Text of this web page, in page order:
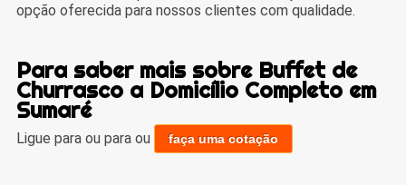
opção oferecida para nossos clientes com qualidade.
Para saber mais sobre Buffet de
Churrasco a Domicílio Completo em
Sumaré
Ligue para ou para ou faça uma cotação